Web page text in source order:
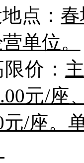
点：
单位。
价：
元/座
元/座。